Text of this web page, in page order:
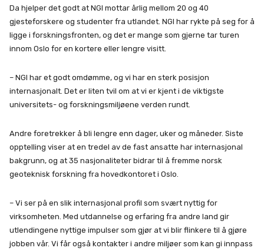
Da hjelper det godt at NGI mottar årlig mellom 20 og 40
gjesteforskere og studenter fra utlandet. NGI har rykte på seg for å
ligge i forskningsfronten, og det er mange som gjerne tar turen
innom Oslo for en kortere eller lengre visitt.
– NGI har et godt omdømme, og vi har en sterk posisjon
internasjonalt. Det er liten tvil om at vi er kjent i de viktigste
universitets- og forskningsmiljøene verden rundt.
Andre foretrekker å bli lengre enn dager, uker og måneder. Siste
opptelling viser at en tredel av de fast ansatte har internasjonal
bakgrunn, og at 35 nasjonaliteter bidrar til å fremme norsk
geoteknisk forskning fra hovedkontoret i Oslo.
– Vi ser på en slik internasjonal profil som svært nyttig for
virksomheten. Med utdannelse og erfaring fra andre land gir
utlendingene nyttige impulser som gjør at vi blir flinkere til å gjøre
jobben vår. Vi får også kontakter i andre miljøer som kan gi innpass